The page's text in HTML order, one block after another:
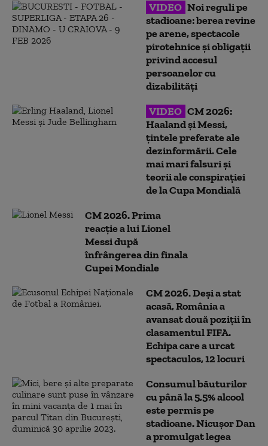
VIDEO Noi reguli pe
stadioane: berea revine
pe arene, spectacole
pirotehnice și obligații
privind accesul
persoanelor cu
dizabilități
VIDEO CM 2026:
Haaland și Messi,
țintele preferate ale
dezinformării. Cele
mai mari falsuri și
teorii ale conspirației
de la Cupa Mondială
CM 2026. Prima
reacție a lui Lionel
Messi după
înfrângerea din finala
Cupei Mondiale
CM 2026. Deși a stat
acasă, România a
avansat două poziţii în
clasamentul FIFA.
Echipa care a urcat
spectaculos, 12 locuri
Consumul băuturilor
cu până la 5,5% alcool
este permis pe
stadioane. Nicușor Dan
a promulgat legea